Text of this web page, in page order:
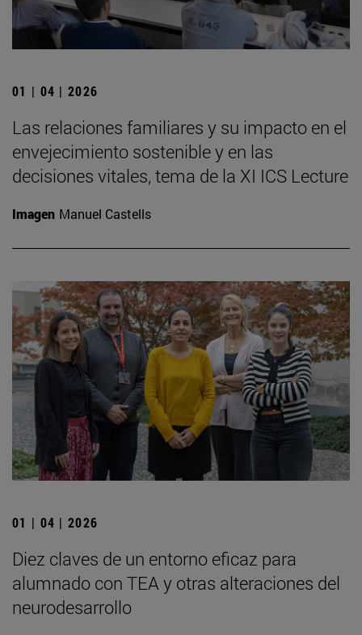
01 | 04 | 2026
Las relaciones familiares y su impacto en el
envejecimiento sostenible y en las
decisiones vitales, tema de la XI ICS Lecture
Imagen Manuel Castells
01 | 04 | 2026
Diez claves de un entorno eficaz para
alumnado con TEA y otras alteraciones del
neurodesarrollo